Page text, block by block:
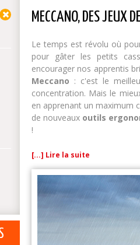
MECCANO, DES JEUX
Le temps est révolu où
pour gâter les petits
encourager nos apprentis
Meccano : c'est le
concentration. Mais le
en apprenant un maximum
de nouveaux outils
!
[...] Lire la suite